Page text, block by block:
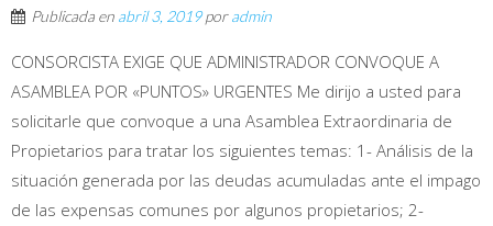
Publicada en abril 3, 2019poradmin
CONSORCISTA EXIGE QUE ADMINISTRADOR CONVOQUE A
ASAMBLEA POR «PUNTOS» URGENTES Me dirijo a usted para
solicitarle que convoque a una Asamblea Extraordinaria de
Propietarios para tratar los siguientes temas: 1- Análisis de la
situación generada por las deudas acumuladas ante el impago
de las expensas comunes por algunos propietarios; 2-